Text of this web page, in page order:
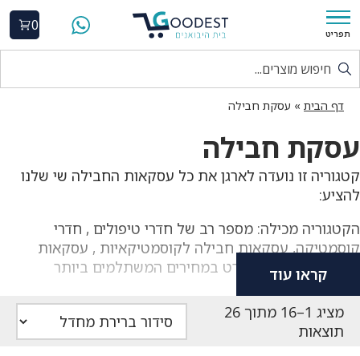
תפריט
0
דף הבית » עסקת חבילה
עסקת חבילה
קטגוריה זו נועדה לארגן את כל עסקאות החבילה שי שלנו
להציע:
הקטגוריה מכילה: מספר רב של חדרי טיפולים , חדרי
קוסמטיקה, עסקאות חבילה לקוסמטיקאיות , עסקאות
חבילה בתחום הספורט במחירים המשתלמים ביותר
בישראל! GOODEST
קראו עוד
מציג 1–16 מתוך 26
תוצאות